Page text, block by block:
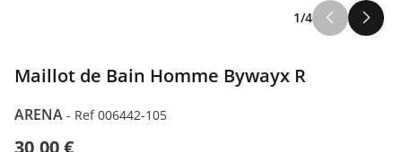
1/4
Maillot de Bain Homme Bywayx R
ARENA - Ref 006442-105
30,00 €